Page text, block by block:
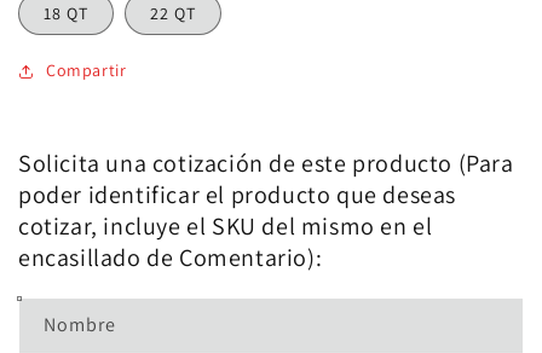
18 QT 22 QT
Compartir
Solicita una cotización de este producto (Para
poder identificar el producto que deseas
cotizar, incluye el SKU del mismo en el
encasillado de Comentario):
Nombre